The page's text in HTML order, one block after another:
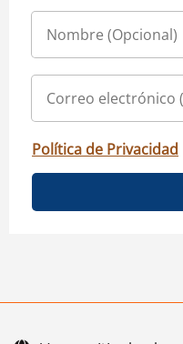
Política de Privacidad